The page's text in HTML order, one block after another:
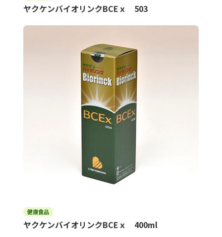
ヤクケンバイオリンクBCEｘ 503
健康食品
ヤクケンバイオリンクBCEｘ 400ml